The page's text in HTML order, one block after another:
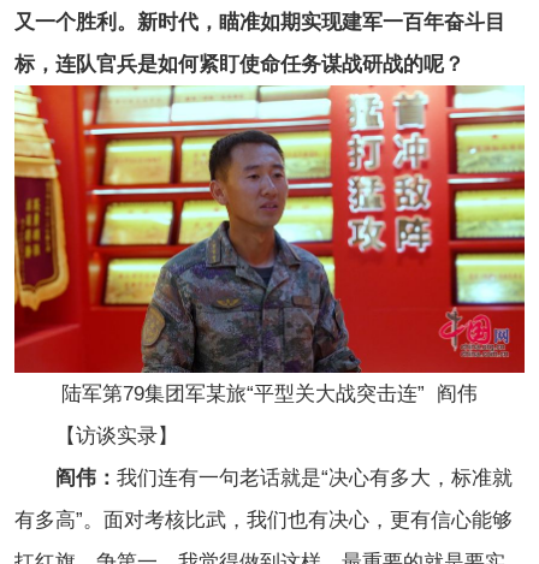
又一个胜利。新时代，瞄准如期实现建军一百年奋斗目
标，连队官兵是如何紧盯使命任务谋战研战的呢？
陆军第79集团军某旅“平型关大战突击连” 阎伟
【访谈实录】
阎伟： 我们连有一句老话就是“决心有多大，标准就
有多高”。面对考核比武，我们也有决心，更有信心能够